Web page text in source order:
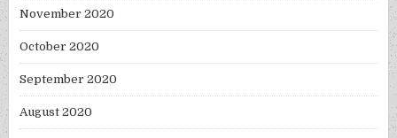
November 2020
October 2020
September 2020
August 2020